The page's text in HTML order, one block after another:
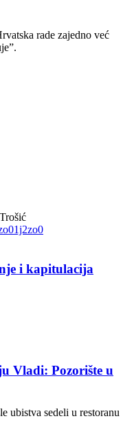
rade zajedno već
i kapitulacija
Vladi: Pozorište u
ubistva sedeli u restoranu